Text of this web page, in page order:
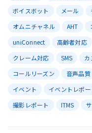
ボイスボット
メール
オムニチャネル
AHT
uniConnect
高齢者対応
クレーム対応
SMS カ
コールリーズン
音声品質
イベント
イベントレポー
撮影レポート
ITMS